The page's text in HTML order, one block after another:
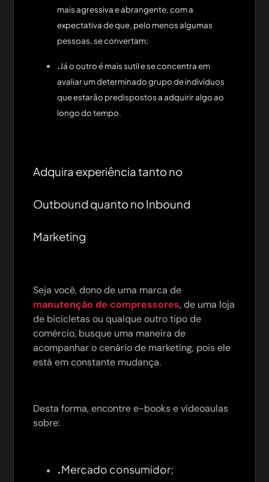
mais agressiva e abrangente, com a
expectativa de que, pelo menos algumas
pessoas, se convertam;
.Já o outro é mais sutil e se concentra em
avaliar um determinado grupo de indivíduos
que estarão predispostos a adquirir algo ao
longo do tempo.
Adquira experiência tanto no
Outbound quanto no Inbound
Marketing
Seja você, dono de uma marca de
manutenção de compressores, de uma loja
de bicicletas ou qualque outro tipo de
comércio, busque uma maneira de
acompanhar o cenário de marketing, pois ele
está em constante mudança.
Desta forma, encontre e-books e vídeoaulas
sobre:
.Mercado consumidor;